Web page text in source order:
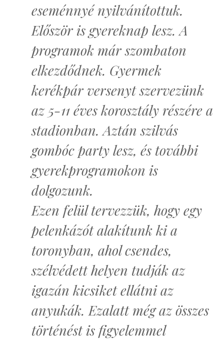
eseménnyé nyilvánítottuk.
Először is gyereknap lesz. A
programok már szombaton
elkezdődnek. Gyermek
kerékpár versenyt szervezünk
az 5-11 éves korosztály részére a
stadionban. Aztán szilvás
gombóc party lesz, és további
gyerekprogramokon is
dolgozunk.
Ezen felül tervezzük, hogy egy
pelenkázót alakítunk ki a
toronyban, ahol csendes,
szélvédett helyen tudják az
igazán kicsiket ellátni az
anyukák. Ezalatt még az összes
történést is figyelemmel